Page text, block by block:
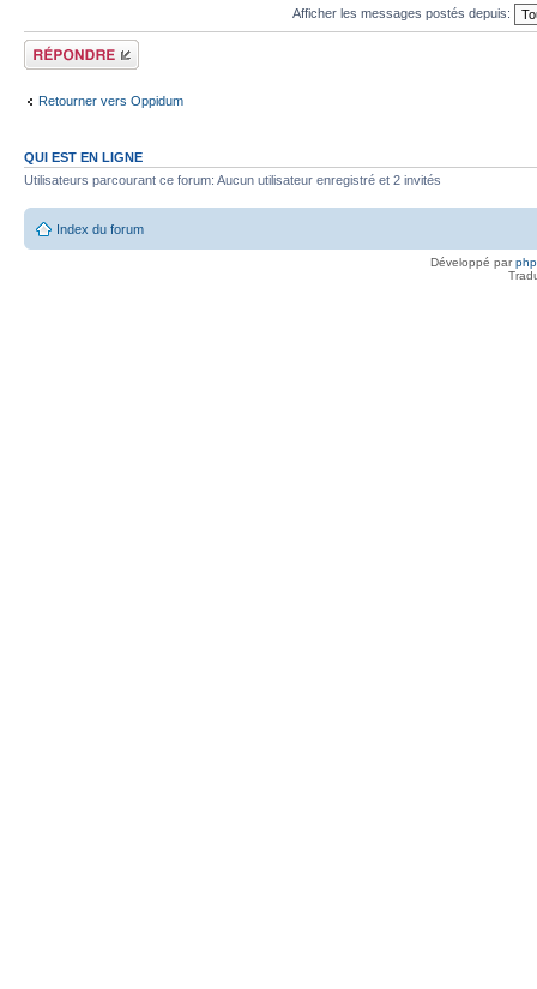
Afficher les messages postés depuis:
Répondre
Retourner vers Oppidum
QUI EST EN LIGNE
Utilisateurs parcourant ce forum: Aucun utilisateur enregistré et 2 invités
Index du forum
Développé par